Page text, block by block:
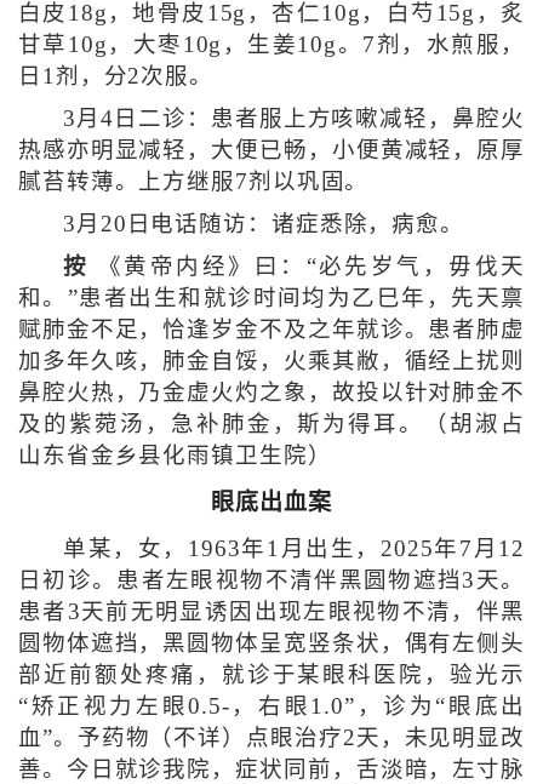
白皮18g，地骨皮15g，杏仁10g，白芍15g，炙
甘草10g，大枣10g，生姜10g。7剂，水煎服，
日1剂，分2次服。
3月4日二诊：患者服上方咳嗽减轻，鼻腔火
热感亦明显减轻，大便已畅，小便黄减轻，原厚
腻苔转薄。上方继服7剂以巩固。
3月20日电话随访：诸症悉除，病愈。
按
《黄帝内经》曰：“必先岁气，毋伐天
和。”患者出生和就诊时间均为乙巳年，先天禀
赋肺金不足，恰逢岁金不及之年就诊。患者肺虚
加多年久咳，肺金自馁，火乘其敝，循经上扰则
鼻腔火热，乃金虚火灼之象，故投以针对肺金不
及的紫菀汤，急补肺金，斯为得耳。（胡淑占
山东省金乡县化雨镇卫生院）
眼底出血案
单某，女，1963年1月出生，2025年7月12
日初诊。患者左眼视物不清伴黑圆物遮挡3天。
患者3天前无明显诱因出现左眼视物不清，伴黑
圆物体遮挡，黑圆物体呈宽竖条状，偶有左侧头
部近前额处疼痛，就诊于某眼科医院，验光示
“矫正视力左眼0.5-，右眼1.0”，诊为“眼底出
血”。予药物（不详）点眼治疗2天，未见明显改
善。今日就诊我院，症状同前，舌淡暗，左寸脉